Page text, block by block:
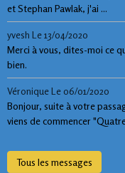
et Stephan Pawlak, j'ai ...
yvesh Le 13/04/2020
Merci à vous, dites-moi ce
bien.
VéroniqueLe 06/01/2020
Bonjour, suite à votre
viens de commencer
Tous les messages